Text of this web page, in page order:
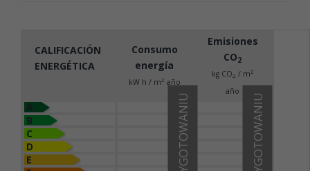
CALIFICACIÓN
ENERGÉTICA
Consumo
energía
kW h / m2 año
Emisiones
CO2
kg CO2 / m2
año
B
C
D
E